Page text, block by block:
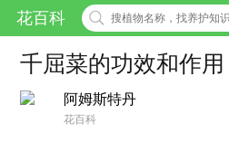
花百科
千屈菜的功效和作用
阿姆斯特丹
花百科